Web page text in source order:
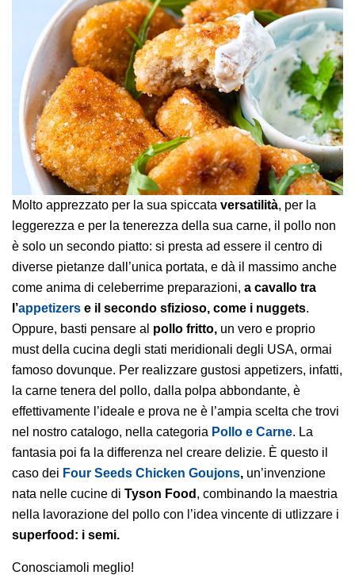
Molto apprezzato per la sua spiccata versatilità, per la
leggerezza e per la tenerezza della sua carne, il pollo non
è solo un secondo piatto: si presta ad essere il centro di
diverse pietanze dall’unica portata, e dà il massimo anche
come anima di celeberrime preparazioni, a cavallo tra
l’appetizers e il secondo sfizioso, come i nuggets.
Oppure, basti pensare al pollo fritto, un vero e proprio
must della cucina degli stati meridionali degli USA, ormai
famoso dovunque. Per realizzare gustosi appetizers, infatti,
la carne tenera del pollo, dalla polpa abbondante, è
effettivamente l’ideale e prova ne è l’ampia scelta che trovi
nel nostro catalogo, nella categoria Pollo e Carne. La
fantasia poi fa la differenza nel creare delizie. È questo il
caso dei Four Seeds Chicken Goujons, un’invenzione
nata nelle cucine di Tyson Food , combinando la maestria
nella lavorazione del pollo con l’idea vincente di utlizzare i
superfood: i semi.
Conosciamoli meglio!